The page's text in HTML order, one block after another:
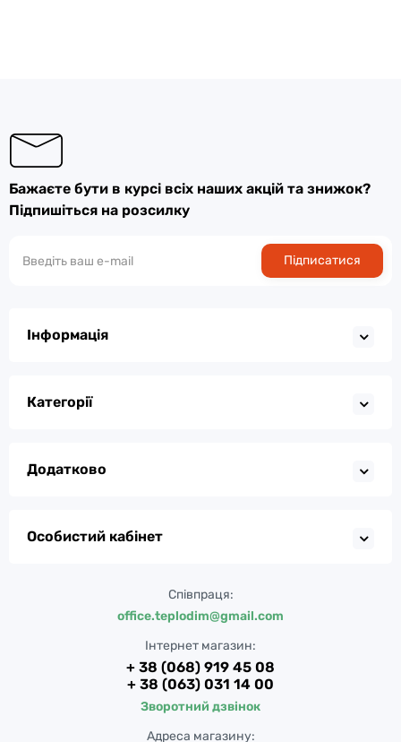
Бажаєте бути в курсі всіх наших акцій та знижок?
Підпишіться на розсилку
Підписатися
Інформація
Категорії
Додатково
Особистий кабінет
Співпраця:
office.teplodim@gmail.com
Інтернет магазин:
+ 38 (068) 919 45 08
+ 38 (063) 031 14 00
Зворотний дзвінок
Адреса магазину: